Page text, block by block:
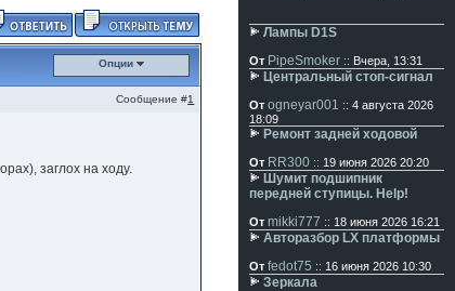
Опции
Сообщение #1
заглох на ходу.
Лампы D1S
От PipeSmoker :: Вчера, 13:31
Центральный стоп-сигнал
От ogneyar001 :: 4 августа 2026
18:09
Ремонт задней ходовой
От RR300 :: 19 июня 2026 20:20
Шумит подшипник
передней ступицы. Help!
От mikki777 :: 18 июня 2026 16:21
Авторазбор LX платформы
От fedot75 :: 16 июня 2026 10:30
Зеркала